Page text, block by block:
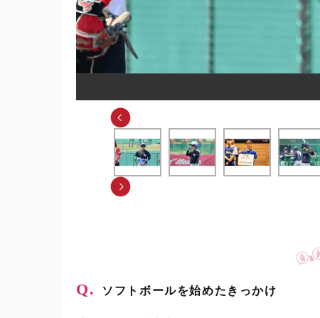
Q. ソフトボールを始めたきっかけ